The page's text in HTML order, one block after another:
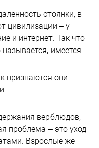
стоянки, в
цивилизации – у
и интернет. Так что
имеется.
признаются они
верблюдов,
проблема – это уход
Взрослые же